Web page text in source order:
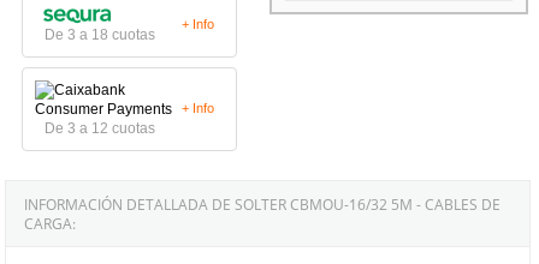
De 3 a 18 cuotas
+ Info
De 3 a 12 cuotas
+ Info
INFORMACIÓN DETALLADA DE SOLTER CBMOU-16/32 5M - CABLES DE
CARGA: